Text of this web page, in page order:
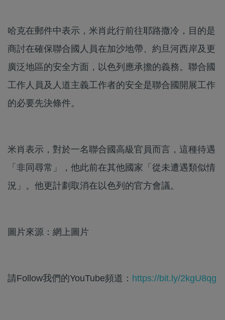
哈克在郵件中表示，米肖此行前往耶路撒冷，目的是
商討在確保聯合國人員在加沙地帶、約旦河西岸及更
廣泛地區的安全方面，以色列應承擔的義務。聯合國
工作人員及人道主義工作者的安全是聯合國開展工作
的必要先決條件。
米肖表示，對於一名聯合國高級官員而言，這種待遇
「非同尋常」，他此前在其他國家「從未遭遇類似情
況」。他更計劃取消在以色列的官方會議。
圖片來源：網上圖片
請Follow我們的YouTube頻道： https://bit.ly/2kgU8qg